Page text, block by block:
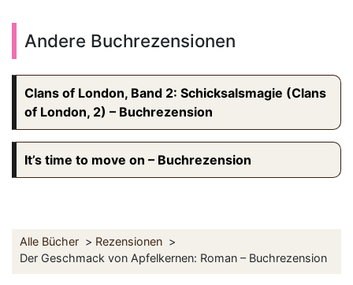
Andere Buchrezensionen
Clans of London, Band 2: Schicksalsmagie (Clans
of London, 2) – Buchrezension
It’s time to move on – Buchrezension
Alle Bücher
Rezensionen
Der Geschmack von Apfelkernen: Roman – Buchrezension